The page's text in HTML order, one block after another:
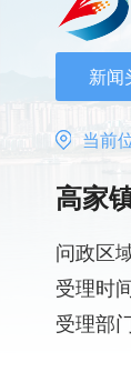
新闻
当前
高家
问政区
受理时
受理部